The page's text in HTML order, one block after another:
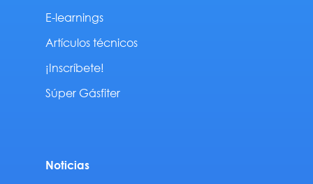
E-learnings
Artículos técnicos
¡Inscríbete!
Súper Gásfiter
Noticias